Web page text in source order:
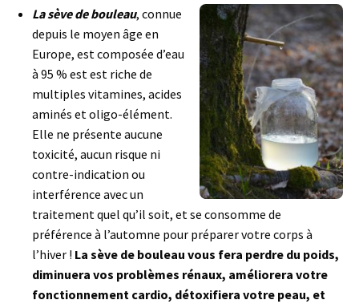
La sève de bouleau, connue
depuis le moyen âge en
Europe, est composée d’eau
à 95 % est est riche de
multiples vitamines, acides
aminés et oligo-élément.
Elle ne présente aucune
toxicité, aucun risque ni
contre-indication ou
interférence avec un
traitement quel qu’il soit, et se consomme de
préférence à l’automne pour préparer votre corps à
l’hiver ! La sève de bouleau vous fera perdre du poids,
diminuera vos problèmes rénaux, améliorera votre
fonctionnement cardio, détoxifiera votre peau, et